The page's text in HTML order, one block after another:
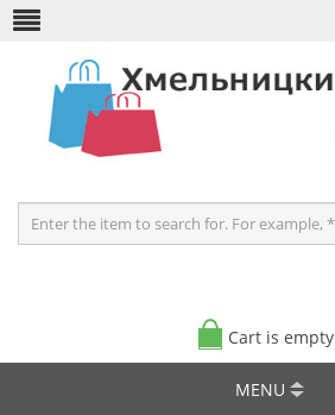
Cart is empty
MENU